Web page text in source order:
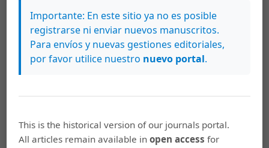
José Ángel Vargas Vargas,Humor y crítica social
en Un modelo para Rosaura,Káñina: Vol. 38
Núm. 1 (2014): Káñina (Enero-Junio)
Revista Káñina (Enero-Abril) Publicación
continua
Importante: En este sitio ya no es posible
registrarse ni enviar nuevos manuscritos.
Para envíos y nuevas gestiones editoriales,
por favor utilice nuestro nuevo portal.
This is the historical version of our journals portal.
All articles remain available inopen access for